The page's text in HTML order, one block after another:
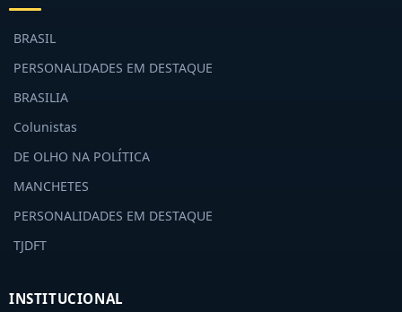
BRASIL
PERSONALIDADES EM DESTAQUE
BRASILIA
Colunistas
DE OLHO NA POLÍTICA
MANCHETES
PERSONALIDADES EM DESTAQUE
TJDFT
INSTITUCIONAL